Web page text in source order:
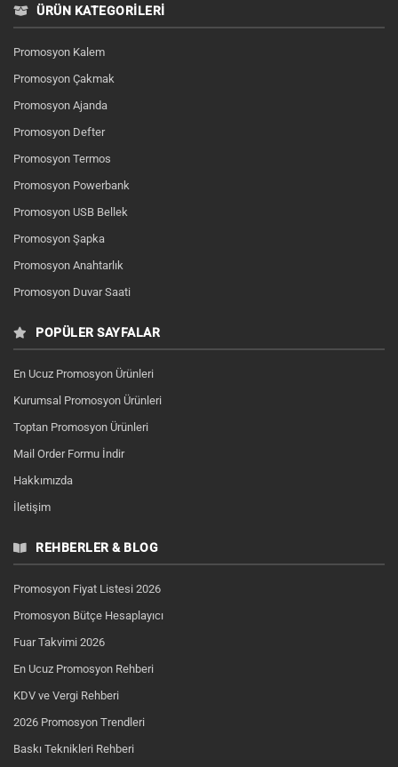
ÜRÜN KATEGORILERI
Promosyon Kalem
Promosyon Çakmak
Promosyon Ajanda
Promosyon Defter
Promosyon Termos
Promosyon Powerbank
Promosyon USB Bellek
Promosyon Şapka
Promosyon Anahtarlık
Promosyon Duvar Saati
POPÜLER SAYFALAR
En Ucuz Promosyon Ürünleri
Kurumsal Promosyon Ürünleri
Toptan Promosyon Ürünleri
Mail Order Formu İndir
Hakkımızda
İletişim
REHBERLER & BLOG
Promosyon Fiyat Listesi 2026
Promosyon Bütçe Hesaplayıcı
Fuar Takvimi 2026
En Ucuz Promosyon Rehberi
KDV ve Vergi Rehberi
2026 Promosyon Trendleri
Baskı Teknikleri Rehberi